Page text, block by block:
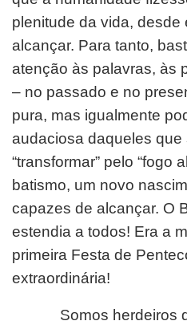
plenitude da vida, desde
alcançar. Para tanto,
atenção às palavras, às
– no passado e no
pura, mas igualmente
audaciosa daqueles que
“transformar” pelo “fogo
batismo, um novo
capazes de alcançar. O
estendia a todos! Era a
primeira Festa de
extraordinária!
Somos herdeiros